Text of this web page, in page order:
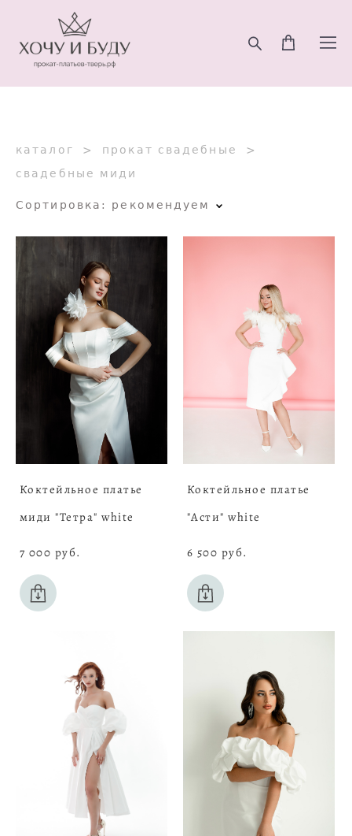
каталог > прокат свадебные
>
свадебные миди
Сортировка: рекомендуем
Коктейльное платье
миди "Тетра" white
7 000 pуб.
Коктейльное платье
"Асти" white
6 500 pуб.